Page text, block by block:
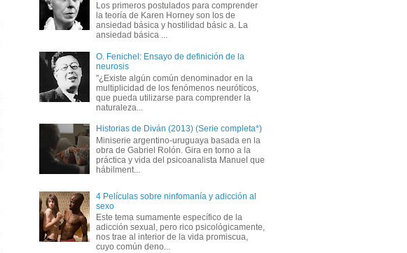
Los primeros postulados para comprender
la teoría de Karen Horney son los de
ansiedad básica y hostilidad básic a. La
ansiedad básica ...
O. Fenichel: Ensayo de definición de la
neurosis
"¿Existe algún común denominador en la
multiplicidad de los fenómenos neuróticos,
que pueda utilizarse para comprender la
naturaleza...
Historias de Diván (2013) (Serie completa*)
Miniserie argentino-uruguaya basada en la
obra de Gabriel Rolón. Gira en torno a la
práctica y vida del psicoanalista Manuel que
hábilment...
4 Películas sobre ninfomanía y adicción al
sexo
Este tema sumamente específico de la
adicción sexual, pero rico psicológicamente,
nos trae al interior de la vida promiscua,
cuyo común deno...